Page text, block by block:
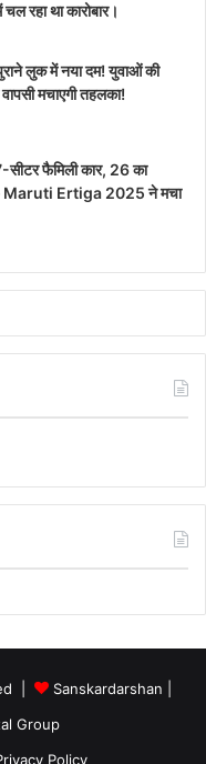
रहा था कारोबार।
लुक में नया दम! युवाओं की
मचाएगी तहलका!
फैमिली कार, 26 का
Maruti Ertiga 2025 ने मचा
| Sanskardarshan
Group
Policy